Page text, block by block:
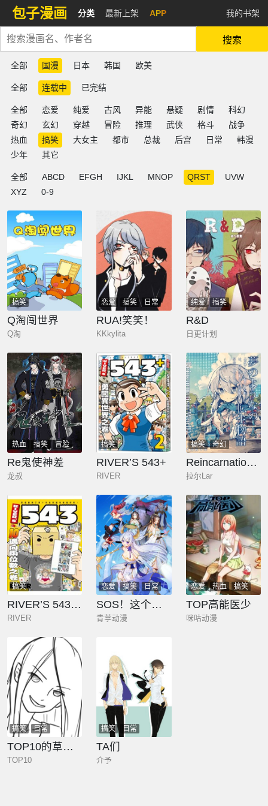
包子漫画 分类 最新上架 APP 我的书架
搜索
全部 国漫 日本 韩国 欧美
全部 连载中 已完结
全部 恋爱 纯爱 古风 异能 悬疑 剧情
科幻
奇幻
玄幻 穿越 冒险 推理 武侠 格斗
战争
热血
搞笑 大女主 都市 总裁 后宫 日常
韩漫
少年
其它
全部 ABCD EFGH IJKL MNOP QRST
UVW
XYZ
0-9
搞笑
Q淘闯世界
Q淘
恋爱 搞笑 日常
RUA!笑笑！
KKkylita
纯爱 搞笑
R&D
日更计划
热血 搞笑 冒险
Re鬼使神差
龙叔
搞笑
RIVER’S 543+
RIVER
搞笑 奇幻
Reincarnation WorlD~轉生惡役今天也開心!
拉尔Lar
搞笑
RIVER’S 543 10
RIVER
恋爱 搞笑
日常
奇幻
SOS！这个学校没人类
青葶动漫
恋爱 热血 搞笑
TOP高能医少
咪咕动漫
搞笑 日常
TOP10的草稿漫短篇集
TOP10
搞笑 日常
TA们
介予